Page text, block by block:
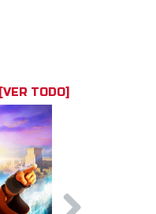
[VER TODO]